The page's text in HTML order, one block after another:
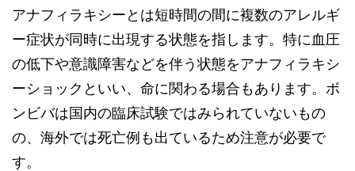
アナフィラキシーとは短時間の間に複数のアレルギ
ー症状が同時に出現する状態を指します。特に血圧
の低下や意識障害などを伴う状態をアナフィラキシ
ーショックといい、命に関わる場合もあります。ボ
ンビバは国内の臨床試験ではみられていないもの
の、海外では死亡例も出ているため注意が必要で
す。